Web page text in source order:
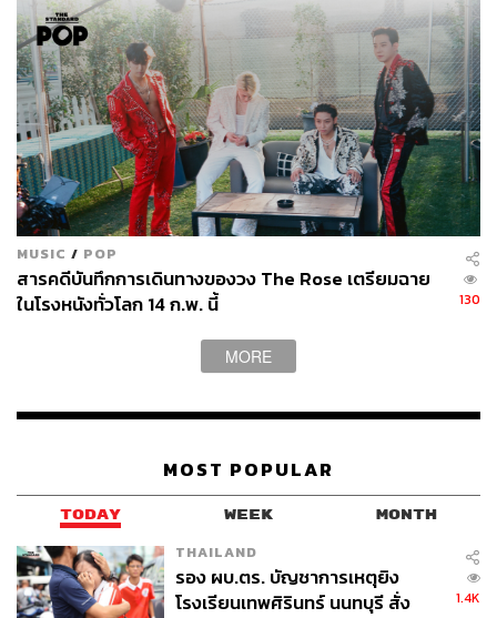
MUSIC / POP
สารคดีบันทึกการเดินทางของวง The Rose เตรียมฉาย
ในโรงหนังทั่วโลก 14 ก.พ. นี้
130
MORE
MOST POPULAR
TODAY WEEK MONTH
THAILAND
รอง ผบ.ตร. บัญชาการเหตุยิง
โรงเรียนเทพศิรินทร์ นนทบุรี สั่ง
1.4K